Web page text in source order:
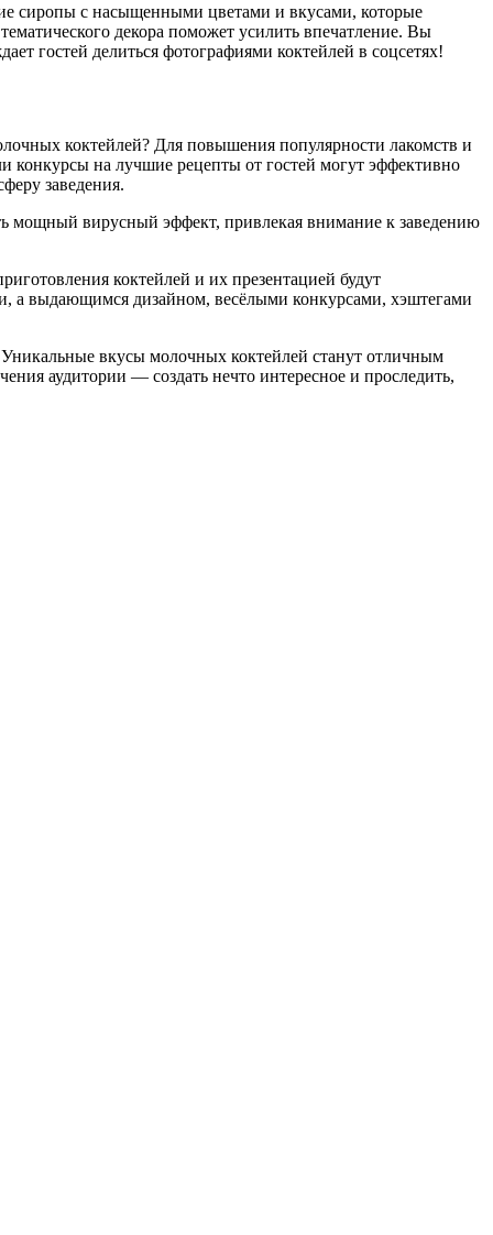
сиропы с насыщенными цветами и вкусами, которые
декора поможет усилить впечатление. Вы
гостей делиться фотографиями коктейлей в соцсетях!
коктейлей? Для повышения популярности лакомств и
конкурсы на лучшие рецепты от гостей могут эффективно
заведения.
мощный вирусный эффект, привлекая внимание к заведению
коктейлей и их презентацией будут
а выдающимся дизайном, весёлыми конкурсами, хэштегами
вкусы молочных коктейлей станут отличным
аудитории — создать нечто интересное и проследить,